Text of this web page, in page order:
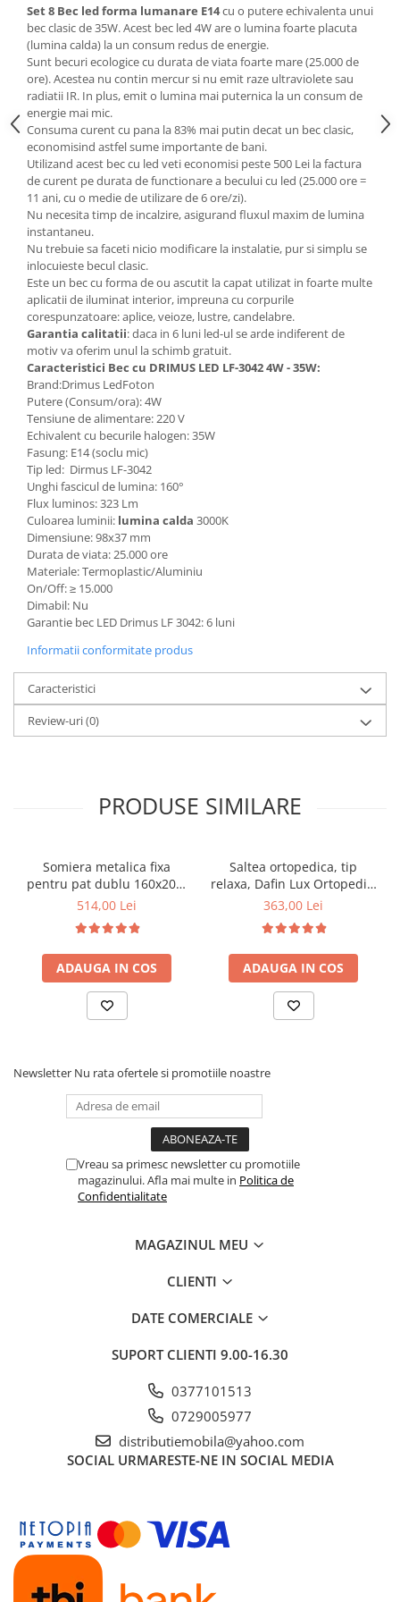
Mese gradinita
Scaune gradinita
Set mese si scaune gradinita
Mobilier copii
Mobila camera copii
Scaune birou pentru copii
Saltele patuturi copii
Paturi copii
Masa si scaune gradinita
Seturi comode living si dormitor
Set 8 Bec led forma lumanare E14cu o putere echivalenta unui
bec clasic de 35W. Acest bec led 4W are o lumina foarte placuta
(lumina calda) la un consum redus de energie.
Sunt becuri ecologice cu durata de viata foarte mare (25.000 de
ore). Acestea nu contin mercur si nu emit raze ultraviolete sau
radiatii IR. In plus, emit o lumina mai puternica la un consum de
energie mai mic.
Consuma curent cu pana la 83% mai putin decat un bec clasic,
economisind astfel sume importante de bani.
Utilizand acest bec cu led veti economisi peste 500 Lei la factura
de curent pe durata de functionare a becului cu led (25.000 ore =
11 ani, cu o medie de utilizare de 6 ore/zi).
Nu necesita timp de incalzire, asigurand fluxul maxim de lumina
instantaneu.
Nu trebuie sa faceti nicio modificare la instalatie, pur si simplu se
inlocuieste becul clasic.
Este un bec cu forma de ou ascutit la capat utilizat in foarte multe
aplicatii de iluminat interior, impreuna cu corpurile
corespunzatoare: aplice, veioze, lustre, candelabre.
Garantia calitatii: daca in 6 luni led-ul se arde indiferent de
motiv va oferim unul la schimb gratuit.
Caracteristici Bec cu DRIMUS LED LF-3042 4W - 35W:
Brand:Drimus LedFoton
Putere (Consum/ora): 4W
Tensiune de alimentare: 220 V
Echivalent cu becurile halogen: 35W
Fasung: E14 (soclu mic)
Tip led: Dirmus LF-3042
Unghi fascicul de lumina: 160°
Flux luminos: 323 Lm
Culoarea luminii: lumina calda 3000K
Dimensiune: 98x37 mm
Durata de viata: 25.000 ore
Materiale: Termoplastic/Aluminiu
On/Off:≥ 15.000
Dimabil: Nu
Garantie bec LED Drimus LF 3042: 6 luni
Informatii conformitate produs
Caracteristici
Review-uri(0)
PRODUSE SIMILARE
Somiera metalica fixa
pentru pat dublu 160x200,
6 picioare, 32 lamele lemn
saltea ferm, negru
514,00 Lei
ADAUGA IN COS
Saltea ortopedica, tip
relaxa, Dafin Lux Ortopedic,
90x200x21cm, fermitate
tip Bonell, fata vara-iarna,
sistem de aerisire cu
butoni, Salt Confort
363,00 Lei
ADAUGA IN COS
Newsletter Nu rata ofertele si promotiile noastre
Vreau sa primesc newsletter cu promotiile
magazinului. Afla mai multe in Politica de
Confidentialitate
MAGAZINUL MEU
CLIENTI
DATE COMERCIALE
SUPORT CLIENTI 9.00-16.30
0377101513
0729005977
distributiemobila@yahoo.com
SOCIAL URMARESTE-NE IN SOCIAL MEDIA